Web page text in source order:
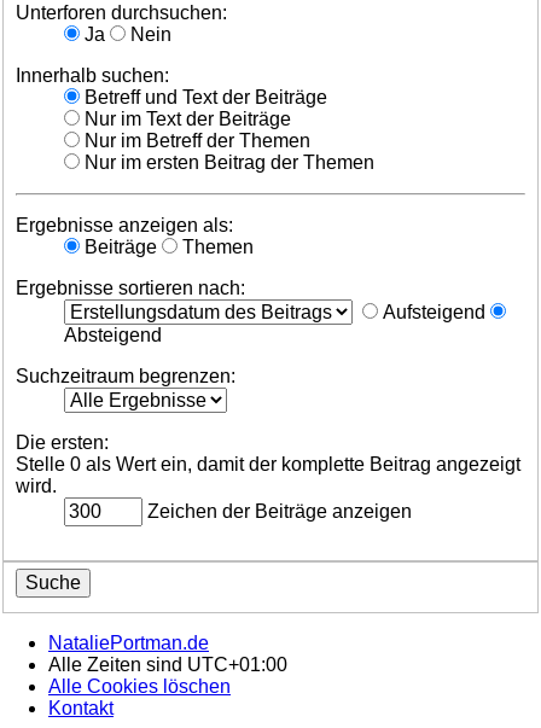
Unterforen durchsuchen:
Ja
Nein
Innerhalb suchen:
Betreff und Text der Beiträge
Nur im Text der Beiträge
Nur im Betreff der Themen
Nur im ersten Beitrag der Themen
Ergebnisse anzeigen als:
Beiträge
Themen
Ergebnisse sortieren nach:
Aufsteigend
Absteigend
Suchzeitraum begrenzen:
Die ersten:
Stelle 0 als Wert ein, damit der komplette Beitrag angezeigt
wird.
Zeichen der Beiträge anzeigen
NataliePortman.de
Alle Zeiten sind UTC+01:00
Alle Cookies löschen
Kontakt